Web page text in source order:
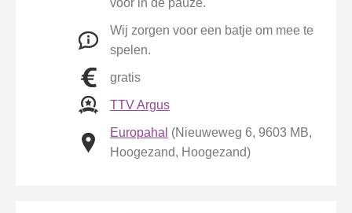
voor in de pauze.
Wij zorgen voor een batje om mee te
spelen.
gratis
TTV Argus
Europahal (Nieuweweg 6, 9603 MB,
Hoogezand, Hoogezand)